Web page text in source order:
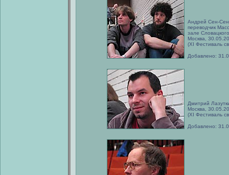
Андрей Сен-
переводчик
зале
Москва,
(XI Фестиваль
Добавлено:
Дмитрий
Москва,
(XI Фестиваль
Добавлено: